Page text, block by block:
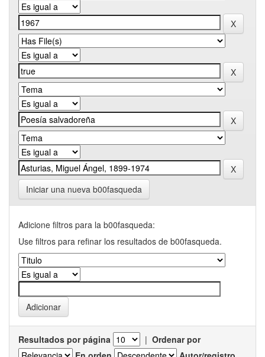
Iniciar una nueva b00fasqueda
Adicione filtros para la b00fasqueda:
Use filtros para refinar los resultados de b00fasqueda.
Resultados por página | Ordenar por